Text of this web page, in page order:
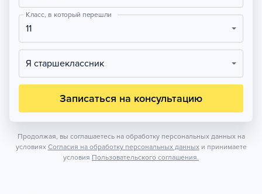
Класс, в который перешли
11
Я старшеклассник
Записаться на консультацию
Продолжая, вы соглашаетесь на обработку персональных данных на
условиях Согласия на обработку персональных данных и принимаете
условия Пользовательского соглашения.